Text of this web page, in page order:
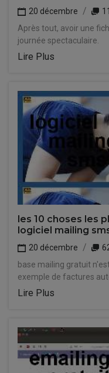
20 décembre
Après tout, avoir une
journée spectaculaire.
Lire Plus
les 10 choses les
logiciel mailing
20 décembre
base mailing gratuit
exemple de factures
Lire Plus